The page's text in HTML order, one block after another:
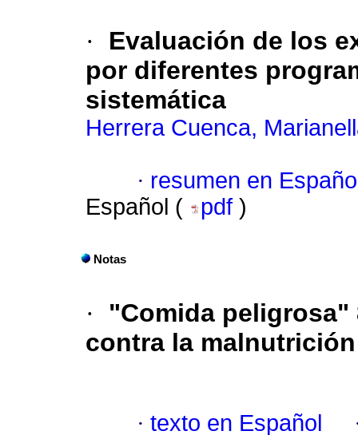
·
Evaluación de los
por diferentes
sistemática
Herrera Cuenca,
· resumen en
Español (
pdf )
Notas
·
"Comida peligrosa"
contra la malnutrición
· texto en Español